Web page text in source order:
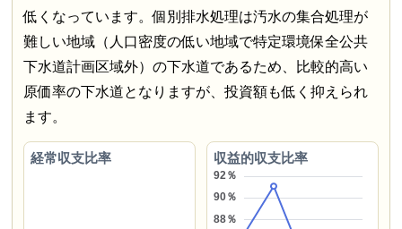
低くなっています。個別排水処理は汚水の集合処理が
難しい地域（人口密度の低い地域で特定環境保全公共
下水道計画区域外）の下水道であるため、比較的高い
原価率の下水道となりますが、投資額も低く抑えられ
ます。
経常収支比率 収益的収支比率